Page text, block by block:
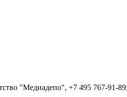
"Медиадепо", +7 495 767-91-